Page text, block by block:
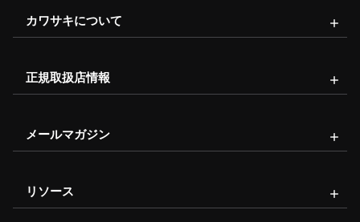
カワサキについて
正規取扱店情報
メールマガジン
リソース